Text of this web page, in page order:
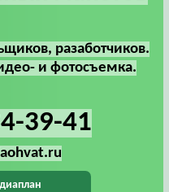
разаботчиков.
и фотосъемка.
39-41